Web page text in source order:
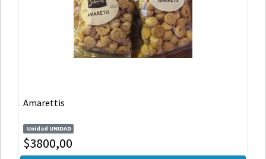
Amarettis
Unidad UNIDAD
$3800,00